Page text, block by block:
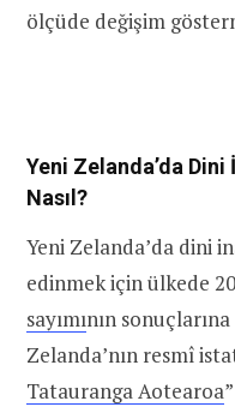
ölçüde değişim
Yeni Zelanda’da Dini
Nasıl?
Yeni Zelanda’da dini
edinmek için ülkede
sayımının
Zelanda’nın resmî
Tatauranga Aotearoa